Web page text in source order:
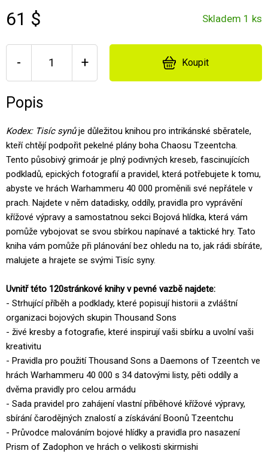
61 $ Skladem 1 ks
- + Koupit
Popis
Kodex: Tisíc synůje důležitou knihou pro intrikánské sběratele,
kteří chtějí podpořit pekelné plány boha Chaosu Tzeentcha.
Tento působivý grimoár je plný podivných kreseb, fascinujících
podkladů, epických fotografií a pravidel, která potřebujete k tomu,
abyste ve hrách Warhammeru 40 000 proměnili své nepřátele v
prach. Najdete v něm datadisky, oddíly, pravidla pro vyprávění
křížové výpravy a samostatnou sekci Bojová hlídka, která vám
pomůže vybojovat se svou sbírkou napínavé a taktické hry. Tato
kniha vám pomůže při plánování bez ohledu na to, jak rádi sbíráte,
malujete a hrajete se svými Tisíc syny.
Uvnitř této 120stránkové knihy v pevné vazbě najdete:
- Strhující příběh a podklady, které popisují historii a zvláštní
organizaci bojových skupin Thousand Sons
- živé kresby a fotografie, které inspirují vaši sbírku a uvolní vaši
kreativitu
- Pravidla pro použití Thousand Sons a Daemons of Tzeentch ve
hrách Warhammeru 40 000 s 34 datovými listy, pěti oddíly a
dvěma pravidly pro celou armádu
- Sada pravidel pro zahájení vlastní příběhové křížové výpravy,
sbírání čarodějných znalostí a získávání Boonů Tzeentchu
- Průvodce malováním bojové hlídky a pravidla pro nasazení
Prism of Zadophon ve hrách o velikosti skirmishi